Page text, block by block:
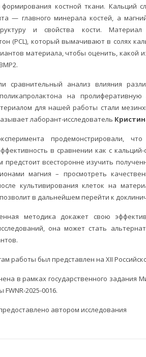
костной ткани. Кальций
— главного минерала костей, а
и свойства кости. Материал
(PCL), который вымачивают в солях
материала, чтобы оценить, какой
анализ влияния
на
для нашей работы стали
лаборант-исследователь
продемонстрировали,
в сравнении как с
предстоит всесторонне изучить
магния – просмотреть
культивирования клеток на
в дальнейшем перейти к
методика докажет свою
она может стать
работы был представлен на XII
в рамках государственного задания
2025-0016.
автором исследования